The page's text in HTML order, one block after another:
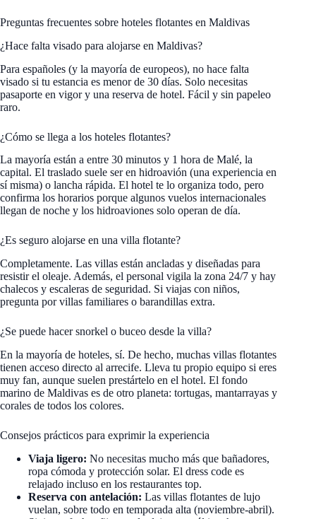
Preguntas frecuentes sobre hoteles flotantes en Maldivas
¿Hace falta visado para alojarse en Maldivas?
Para españoles (y la mayoría de europeos), no hace falta
visado si tu estancia es menor de 30 días. Solo necesitas
pasaporte en vigor y una reserva de hotel. Fácil y sin papeleo
raro.
¿Cómo se llega a los hoteles flotantes?
La mayoría están a entre 30 minutos y 1 hora de Malé, la
capital. El traslado suele ser en hidroavión (una experiencia en
sí misma) o lancha rápida. El hotel te lo organiza todo, pero
confirma los horarios porque algunos vuelos internacionales
llegan de noche y los hidroaviones solo operan de día.
¿Es seguro alojarse en una villa flotante?
Completamente. Las villas están ancladas y diseñadas para
resistir el oleaje. Además, el personal vigila la zona 24/7 y hay
chalecos y escaleras de seguridad. Si viajas con niños,
pregunta por villas familiares o barandillas extra.
¿Se puede hacer snorkel o buceo desde la villa?
En la mayoría de hoteles, sí. De hecho, muchas villas flotantes
tienen acceso directo al arrecife. Lleva tu propio equipo si eres
muy fan, aunque suelen prestártelo en el hotel. El fondo
marino de Maldivas es de otro planeta: tortugas, mantarrayas y
corales de todos los colores.
Consejos prácticos para exprimir la experiencia
Viaja ligero: No necesitas mucho más que bañadores,
ropa cómoda y protección solar. El dress code es
relajado incluso en los restaurantes top.
Reserva con antelación: Las villas flotantes de lujo
vuelan, sobre todo en temporada alta (noviembre-abril).